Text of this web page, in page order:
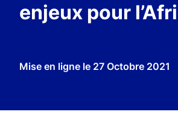
enjeux pour
Mise en ligne le 27 Octobre 2021